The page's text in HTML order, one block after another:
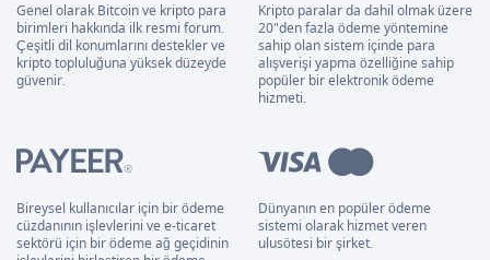
Genel olarak Bitcoin ve kripto para
birimleri hakkında ilk resmi forum.
Çeşitli dil konumlarını destekler ve
kripto topluluğuna yüksek düzeyde
güvenir.
Kripto paralar da dahil olmak üzere
20"den fazla ödeme yöntemine
sahip olan sistem içinde para
alışverişi yapma özelliğine sahip
popüler bir elektronik ödeme
hizmeti.
Bireysel kullanıcılar için bir ödeme
cüzdanının işlevlerini ve e-ticaret
sektörü için bir ödeme ağ geçidinin
Dünyanın en popüler ödeme
sistemi olarak hizmet veren
ulusötesi bir şirket.